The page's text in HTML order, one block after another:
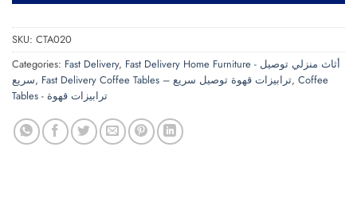
SKU: CTA020
Categories: Fast Delivery, Fast Delivery Home Furniture - أثاث منزلي توصيل
سريع, Fast Delivery Coffee Tables – ترابيزات قهوة توصيل سريع, Coffee
Tables - ترابيزات قهوة